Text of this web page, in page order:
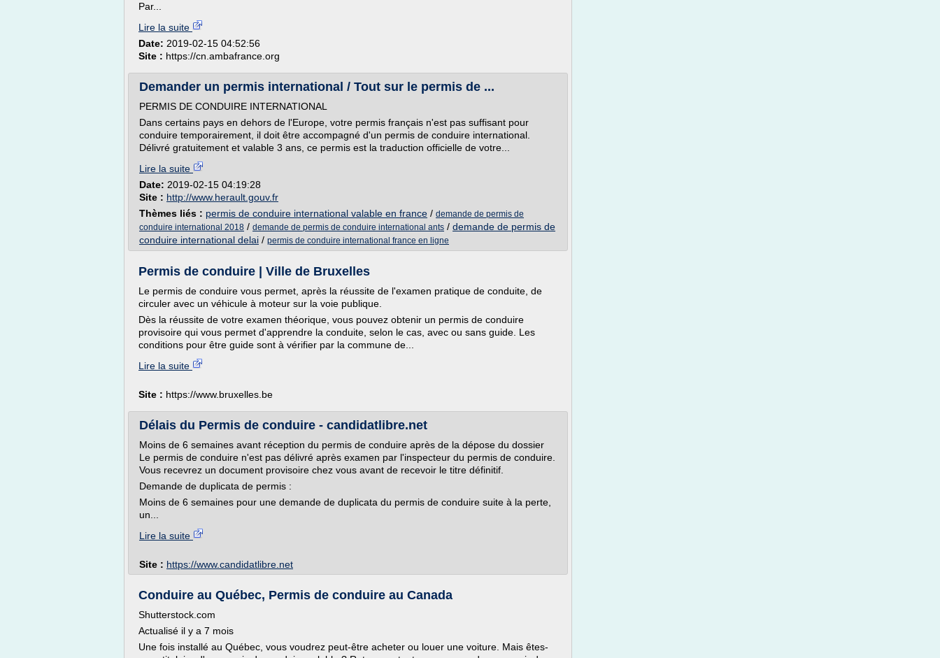
Par...
Lire la suite
Date: 2019-02-15 04:52:56
Site : https://cn.ambafrance.org
Demander un permis international / Tout sur le permis de ...
PERMIS DE CONDUIRE INTERNATIONAL
Dans certains pays en dehors de l'Europe, votre permis français n'est pas suffisant pour
conduire temporairement, il doit être accompagné d'un permis de conduire international.
Délivré gratuitement et valable 3 ans, ce permis est la traduction officielle de votre...
Lire la suite
Date: 2019-02-15 04:19:28
Site : http://www.herault.gouv.fr
Thèmes liés : permis de conduire international valable en france / demande de permis de
conduire international 2018 / demande de permis de conduire international ants / demande de permis de
conduire international delai / permis de conduire international france en ligne
Permis de conduire | Ville de Bruxelles
Le permis de conduire vous permet, après la réussite de l'examen pratique de conduite, de
circuler avec un véhicule à moteur sur la voie publique.
Dès la réussite de votre examen théorique, vous pouvez obtenir un permis de conduire
provisoire qui vous permet d'apprendre la conduite, selon le cas, avec ou sans guide. Les
conditions pour être guide sont à vérifier par la commune de...
Lire la suite
Site : https://www.bruxelles.be
Délais du Permis de conduire - candidatlibre.net
Moins de 6 semaines avant réception du permis de conduire après de la dépose du dossier
Le permis de conduire n'est pas délivré après examen par l'inspecteur du permis de conduire.
Vous recevrez un document provisoire chez vous avant de recevoir le titre définitif.
Demande de duplicata de permis :
Moins de 6 semaines pour une demande de duplicata du permis de conduire suite à la perte,
un...
Lire la suite
Site : https://www.candidatlibre.net
Conduire au Québec, Permis de conduire au Canada
Shutterstock.com
Actualisé il y a 7 mois
Une fois installé au Québec, vous voudrez peut-être acheter ou louer une voiture. Mais êtes-